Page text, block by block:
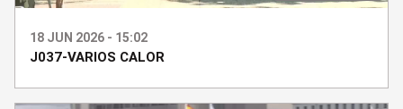
18 JUN 2026 - 15:02
J037-VARIOS CALOR